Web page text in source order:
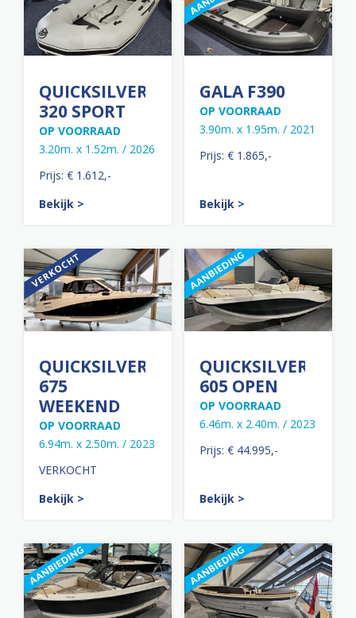
QUICKSILVER
320 SPORT
OP VOORRAAD
3.20m. x 1.52m. / 2026
Prijs: € 1.612,-
Bekijk >
GALA F390
OP VOORRAAD
3.90m. x 1.95m. / 2021
Prijs: € 1.865,-
Bekijk >
QUICKSILVER
675
WEEKEND
OP VOORRAAD
6.94m. x 2.50m. / 2023
VERKOCHT
Bekijk >
QUICKSILVER
605 OPEN
OP VOORRAAD
6.46m. x 2.40m. / 2023
Prijs: € 44.995,-
Bekijk >